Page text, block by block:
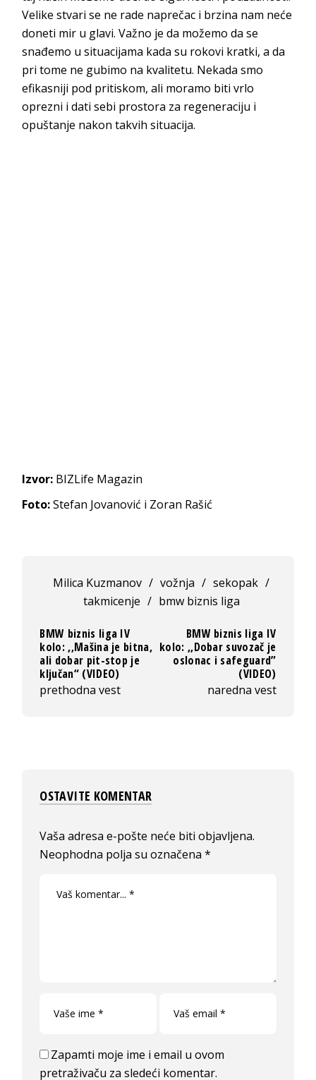
Velike stvari se ne rade naprečac i brzina nam neće
doneti mir u glavi. Važno je da možemo da se
snađemo u situacijama kada su rokovi kratki, a da
pri tome ne gubimo na kvalitetu. Nekada smo
efikasniji pod pritiskom, ali moramo biti vrlo
oprezni i dati sebi prostora za regeneraciju i
opuštanje nakon takvih situacija.
Izvor: BIZLife Magazin
Foto:Stefan Jovanović i Zoran Rašić
Milica Kuzmanov / vožnja / sekopak /
takmicenje / bmw biznis liga
BMW biznis liga IV
kolo: ,,Mašina je bitna,
ali dobar pit-stop je
ključan“ (VIDEO)
prethodna vest
BMW biznis liga IV
kolo: ,,Dobar suvozač je
oslonac i safeguard”
(VIDEO)
naredna vest
OSTAVITE KOMENTAR
Vaša adresa e-pošte neće biti objavljena.
Neophodna polja su označena*
Zapamti moje ime i email u ovom
pretraživaču za sledeći komentar.